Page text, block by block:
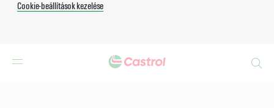
Cookie-beállítások kezelése